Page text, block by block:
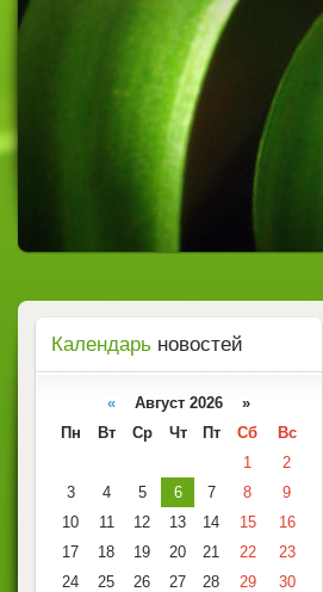
Календарь новостей
« Август 2026 »
Пн
Вт Ср Чт Пт Сб
Вс
1
2
3
4 5 6 7 8
9
10
11 12 13 14 15
16
17
18 19 20 21 22
23
24
25 26 27 28 29
30